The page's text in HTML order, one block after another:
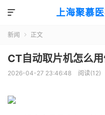
上海聚慕

新闻  正文
CT自动取片机怎么
2026-04-27 23:46:48 阅读(12)